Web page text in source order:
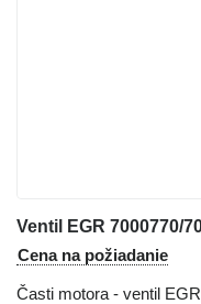
Cena na požiadanie
Časti motora - ventil EGR